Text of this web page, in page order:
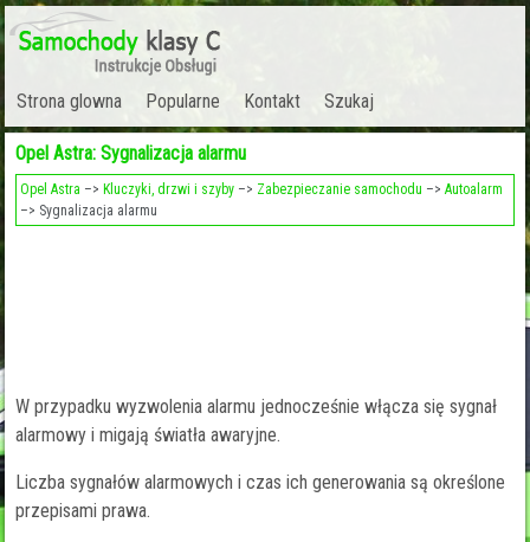
Strona glowna Popularne Kontakt Szukaj
Opel Astra: Sygnalizacja alarmu
Opel Astra –> Kluczyki, drzwi i szyby –> Zabezpieczanie samochodu –>Autoalarm
–> Sygnalizacja alarmu
W przypadku wyzwolenia alarmu jednocześnie włącza się sygnał
alarmowy i migają światła awaryjne.
Liczba sygnałów alarmowych i czas ich generowania są określone
przepisami prawa.